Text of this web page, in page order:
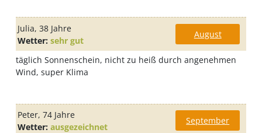
Julia, 38 Jahre
August
Wetter: sehr gut
täglich Sonnenschein, nicht zu heiß durch angenehmen
Wind, super Klima
Peter, 74 Jahre
September
Wetter: ausgezeichnet